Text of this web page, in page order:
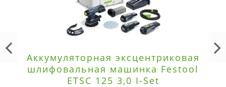
Аккумуляторная эксцентриковая
шлифовальная машинка Festool
ETSC 125 3,0 I-Set